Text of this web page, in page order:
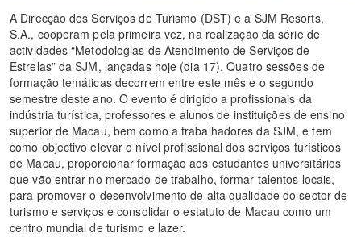
A Direcção dos Serviços de Turismo (DST) e a SJM Resorts,
S.A., cooperam pela primeira vez, na realização da série de
actividades “Metodologias de Atendimento de Serviços de
Estrelas” da SJM, lançadas hoje (dia 17). Quatro sessões de
formação temáticas decorrem entre este mês e o segundo
semestre deste ano. O evento é dirigido a profissionais da
indústria turística, professores e alunos de instituições de ensino
superior de Macau, bem como a trabalhadores da SJM, e tem
como objectivo elevar o nível profissional dos serviços turísticos
de Macau, proporcionar formação aos estudantes universitários
que vão entrar no mercado de trabalho, formar talentos locais,
para promover o desenvolvimento de alta qualidade do sector de
turismo e serviços e consolidar o estatuto de Macau como um
centro mundial de turismo e lazer.